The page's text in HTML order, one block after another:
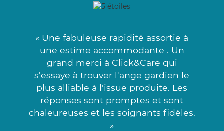
« Une fabuleuse rapidité assortie à
une estime accommodante . Un
grand merci à Click&Care qui
s'essaye à trouver l'ange gardien le
plus alliable à l'issue produite. Les
réponses sont promptes et sont
chaleureuses et les soignants fidèles.
»